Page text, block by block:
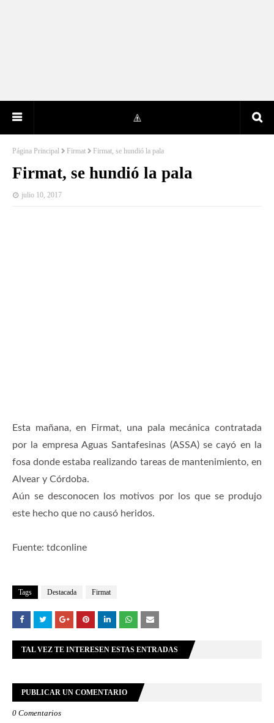
Página Principal Firmat Firmat, se hundió la pala
Firmat, se hundió la pala
julio 10, 2017
Esta mañana, en Firmat, una pala mecánica contratada
por la empresa Aguas Santafesinas (ASSA) se cayó en la
fosa donde estaba realizando tareas de mantenimiento, en
Alvear y Córdoba.
Aún se desconocen los motivos por los que se produjo
este hecho que no causó heridos.
Fuente: tdconline
Tags Destacada Firmat
TAL VEZ TE INTERESEN ESTAS ENTRADAS
PUBLICAR UN COMENTARIO
0 Comentarios